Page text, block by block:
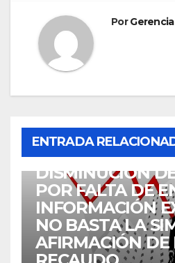
Por
ENTRADA
DERECHO
DISMINUCIÓN
POR FALTA DE
INFORMACIÓN
NO BASTA LA
AFIRMACIÓN